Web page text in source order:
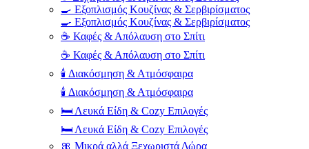
🍳 Εξοπλισμός Κουζίνας & Σερβιρίσματος
🍳 Εξοπλισμός Κουζίνας & Σερβιρίσματος
☕ Καφές & Απόλαυση στο Σπίτι
☕ Καφές & Απόλαυση στο Σπίτι
🕯️ Διακόσμηση & Ατμόσφαιρα
🕯️ Διακόσμηση & Ατμόσφαιρα
🛏️ Λευκά Είδη & Cozy Επιλογές
🛏️ Λευκά Είδη & Cozy Επιλογές
🎀 Μικρά αλλά Ξεχωριστά Δώρα